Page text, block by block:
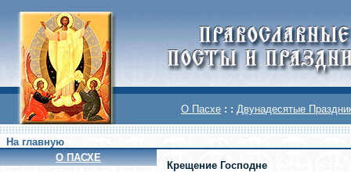
О Пасхе : : Двунадесятые
На главную
О ПАСХЕ
Крещение Господне